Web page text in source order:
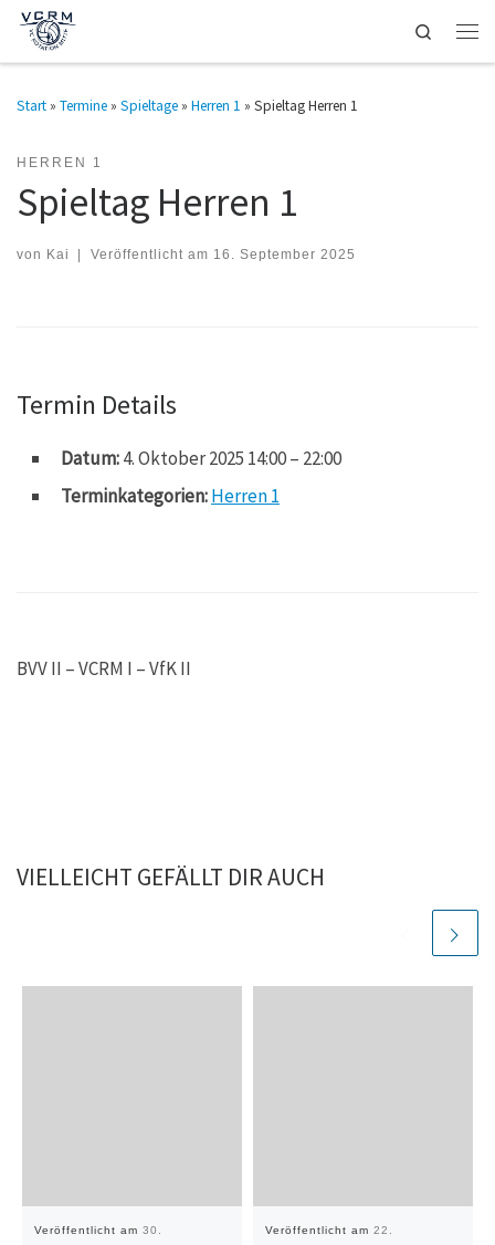
Zum Inhalt springen
Search
Start » Termine » Spieltage » Herren 1 » Spieltag Herren 1
HERREN 1
Spieltag Herren 1
von Kai Veröffentlicht am 16. September 2025
Termin Details
Datum:4. Oktober 2025 14:00– 22:00
Terminkategorien:Herren 1
BVV II – VCRM I – VfK II
VIELLEICHT GEFÄLLT DIR AUCH
Veröffentlicht am 30.
Veröffentlicht am 22.